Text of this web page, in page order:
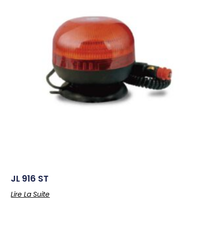
JL 916 ST
Lire La Suite